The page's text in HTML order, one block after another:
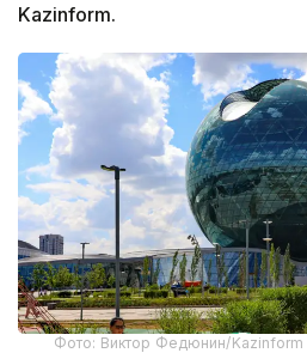
Kazinform.
Фото: Виктор Федюнин/Kazinform